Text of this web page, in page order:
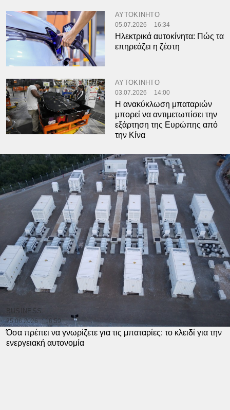
ΑΥΤΟΚΙΝΗΤΟ
05.07.2026 16:34
Ηλεκτρικά αυτοκίνητα: Πώς τα
επηρεάζει η ζέστη
ΑΥΤΟΚΙΝΗΤΟ
03.07.2026 14:00
Η ανακύκλωση μπαταριών
μπορεί να αντιμετωπίσει την
εξάρτηση της Ευρώπης από
την Κίνα
BUSINESS
25.06.2026 16:59
Όσα πρέπει να γνωρίζετε για τις μπαταρίες: το κλειδί για την
ενεργειακή αυτονομία